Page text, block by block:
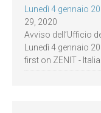
Lunedì 4 gennaio
29, 2020
Avviso dell’Ufficio
Lunedì 4 gennaio
first on ZENIT -